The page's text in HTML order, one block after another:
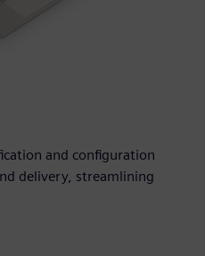
and configuration
delivery, streamlining